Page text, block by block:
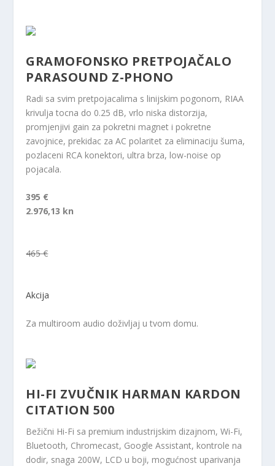
GRAMOFONSKO PRETPOJAČALO
PARASOUND Z-PHONO
Radi sa svim pretpojacalima s linijskim pogonom, RIAA
krivulja tocna do 0.25 dB, vrlo niska distorzija,
promjenjivi gain za pokretni magnet i pokretne
zavojnice, prekidac za AC polaritet za eliminaciju šuma,
pozlaceni RCA konektori, ultra brza, low-noise op
pojacala.
395 €
2.976,13 kn
465 €
Akcija
Za multiroom audio doživljaj u tvom domu.
HI-FI ZVUČNIK HARMAN KARDON
CITATION 500
Bežični Hi-Fi sa premium industrijskim dizajnom, Wi-Fi,
Bluetooth, Chromecast, Google Assistant, kontrole na
dodir, snaga 200W, LCD u boji, mogućnost uparivanja